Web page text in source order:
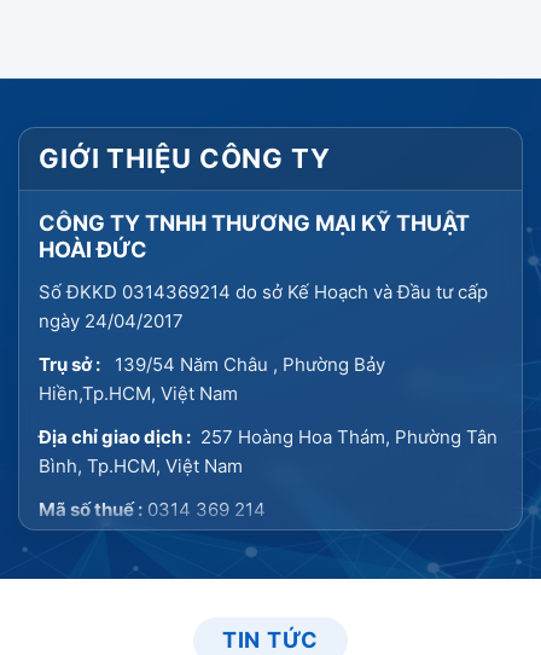
GIỚI THIỆU CÔNG TY
CÔNG TY TNHH THƯƠNG MẠI KỸ THUẬT
HOÀI ĐỨC
Số ĐKKD 0314369214 do sở Kế Hoạch và Đầu tư cấp
ngày 24/04/2017
Trụ sở : 139/54 Năm Châu , Phường Bảy
Hiền,Tp.HCM, Việt Nam
Địa chỉ giao dịch : 257 Hoàng Hoa Thám, Phường Tân
Bình, Tp.HCM, Việt Nam
Mã số thuế : 0314 369 214
Điện thoại : 0902 747 188
TIN TỨC